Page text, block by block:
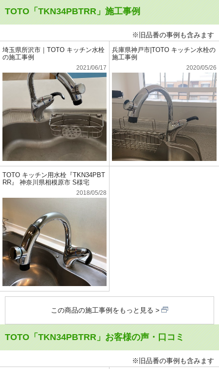
TOTO「TKN34PBTRR」施工事例
※旧品番の事例も含みます
埼玉県所沢市｜TOTO キッチン水栓
の施工事例
2021/06/17
兵庫県神戸市|TOTO キッチン水栓の
施工事例
2020/05/26
TOTO キッチン用水栓『TKN34PBT
RR』 神奈川県相模原市 S様宅
2018/05/28
この商品の施工事例をもっと見る
TOTO「TKN34PBTRR」お客様の声・口コミ
※旧品番の事例も含みます